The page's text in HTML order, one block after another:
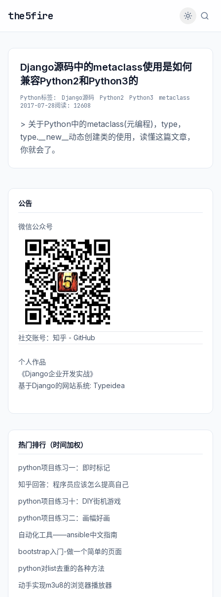
the5fire
Django源码中的metaclass使用是如何
兼容Python2和Python3的
Python标签: Django源码 Python2 Python3
metaclass
2017-07-28阅读: 12608
> 关于Python中的metaclass(元编程)，type，
type.__new__动态创建类的使用，读懂这篇文章，
你就会了。
公告
微信公众号
社交账号： 知乎 - GitHub
个人作品
《Django企业开发实战》
基于Django的网站系统: Typeidea
热门排行（时间加权）
python项目练习一：即时标记
知乎回答：程序员应该怎么提高自己
python项目练习十：DIY街机游戏
python项目练习二：画幅好画
自动化工具——ansible中文指南
bootstrap入门-做一个简单的页面
python对list去重的各种方法
动手实现m3u8的浏览器播放器